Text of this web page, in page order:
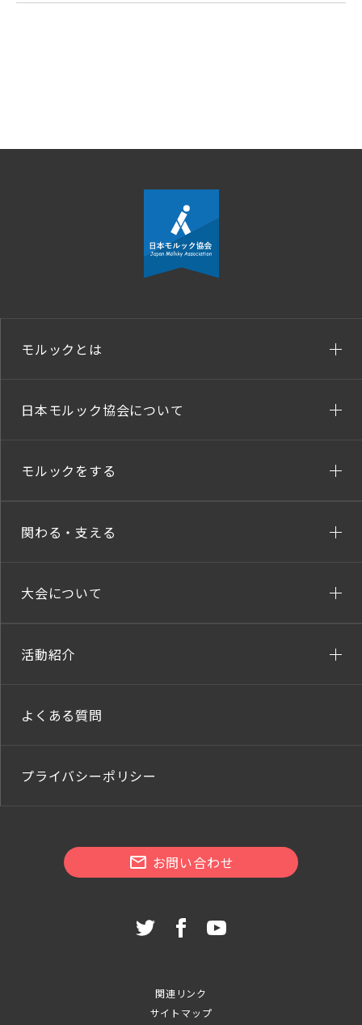
モルックとは
日本モルック協会について
モルックをする
関わる・支える
大会について
活動紹介
よくある質問
プライバシーポリシー
お問い合わせ
関連リンク
サイトマップ